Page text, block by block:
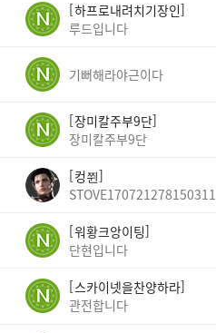
하프로내려치기장인
루드입니다
기뻐해라야근이다
장미칼주부9단
장미칼주부9단
컹쮠
STOVE170721278150311
워황크앙이팅
단현입니다
스카이넷을찬양하라
관전합니다